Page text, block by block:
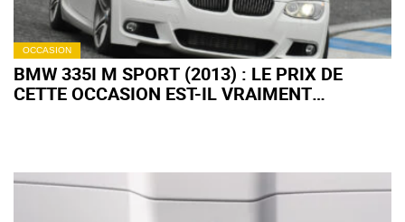
OCCASION
BMW 335I M SPORT (2013) : LE PRIX DE
CETTE OCCASION EST-IL VRAIMENT